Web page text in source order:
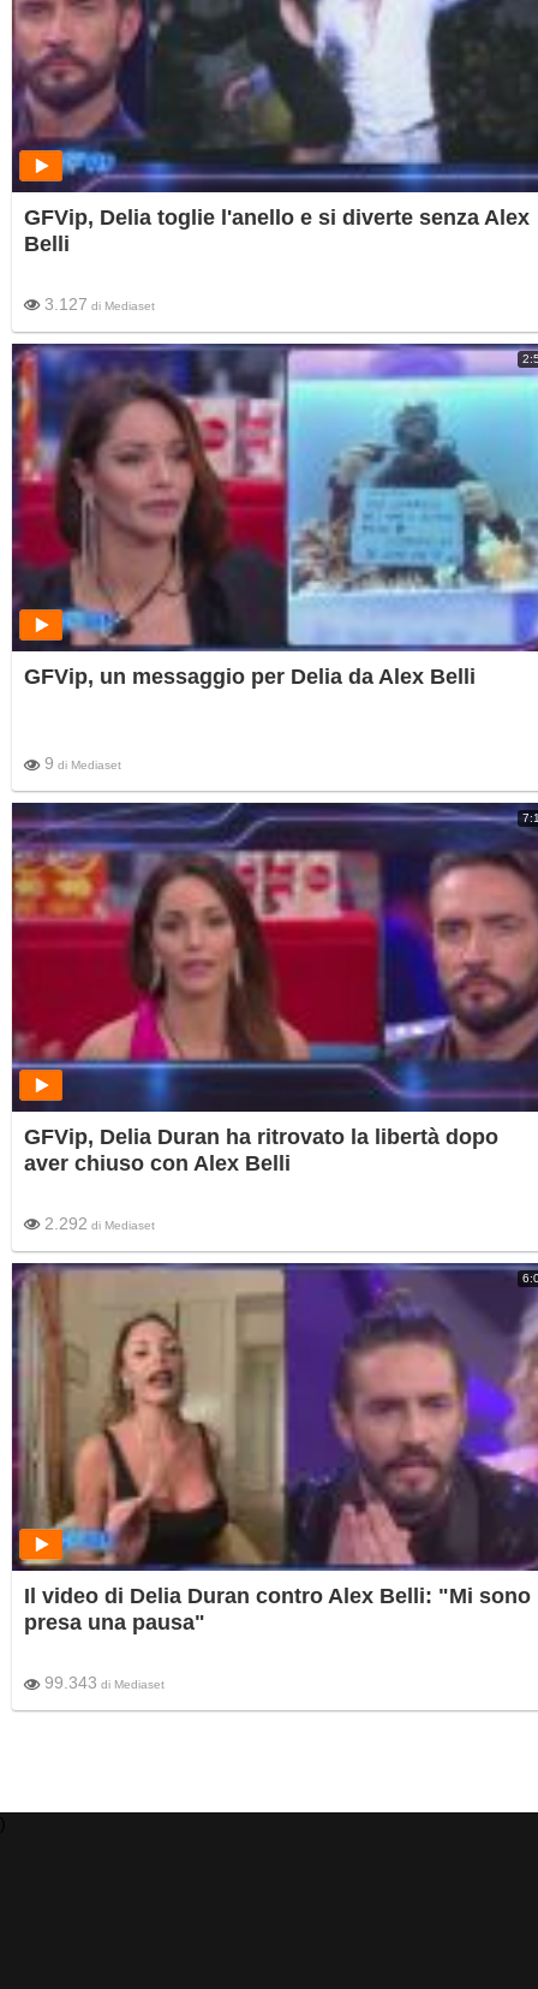
GFVip, Delia toglie l'anello e si diverte senza Alex
Belli
3.127 di Mediaset
GFVip, un messaggio per Delia da Alex Belli
9 di Mediaset
GFVip, Delia Duran ha ritrovato la libertà dopo
aver chiuso con Alex Belli
2.292 di Mediaset
Il video di Delia Duran contro Alex Belli: "Mi sono
presa una pausa"
99.343 di Mediaset